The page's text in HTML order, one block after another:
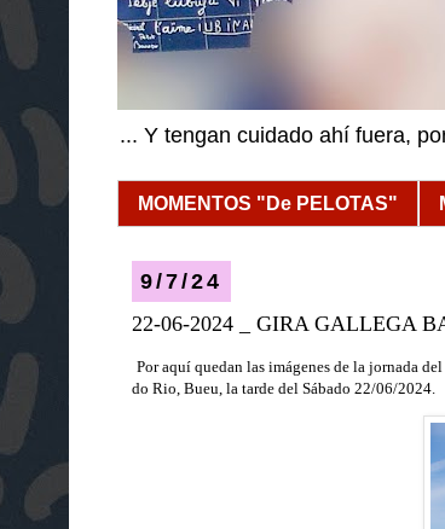
... Y tengan cuidado ahí fuera,
MOMENTOS "De PELOTAS"
9/7/24
22-06-2024 _ GIRA GALLEGA
Por aquí quedan las imágenes de la jornada
do Rio, Bueu , la tarde del Sábado 22/06/2024